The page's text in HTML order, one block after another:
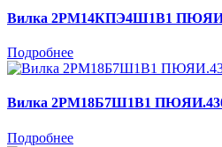
Вилка 2РМ14КПЭ4Ш1В1
Подробнее
Вилка 2РМ18Б7Ш1В1
Подробнее